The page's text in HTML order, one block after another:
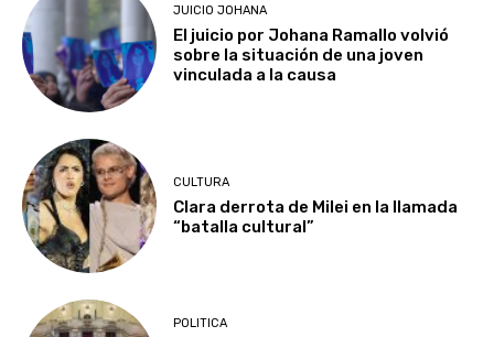
JUICIO JOHANA
El juicio por Johana Ramallo volvió
sobre la situación de una joven
vinculada a la causa
CULTURA
Clara derrota de Milei en la llamada
“batalla cultural”
POLITICA